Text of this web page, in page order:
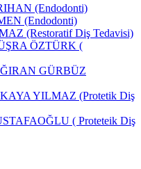
(Endodonti)
(Endodonti)
(Restoratif Diş Tedavisi)
ÖZTÜRK (
GÜRBÜZ
YILMAZ (Protetik Diş
( Proteteik Diş